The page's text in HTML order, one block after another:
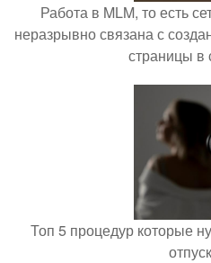
Работа в MLM, то есть
неразрывно связана с
страницы в
Топ 5 процедур которые